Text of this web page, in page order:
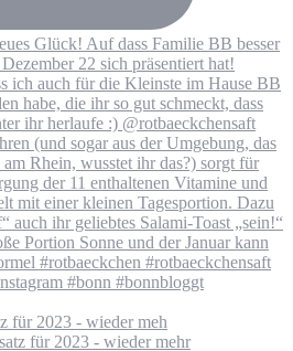
für 2023 - wieder meh